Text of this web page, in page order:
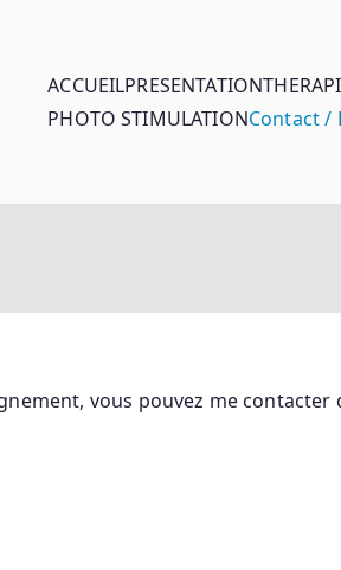
ACCUEILPRESENTATION
PHOTO STIMULATIONContact /
vous pouvez me contacter